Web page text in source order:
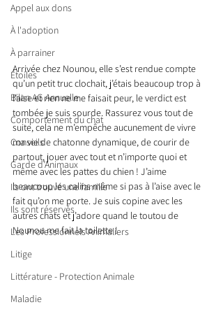
Appel aux dons
À l'adoption
À parrainer
Étoiles
Bilan AG Annuelle
Comportement du chat
Conseils
Garde d’Animaux
Ils ont trouvé une famille
Ils sont réservés
Les Professionnels Animaliers
Litige
Littérature - Protection Animale
Maladie
Arrivée chez Nounou, elle s’est rendue compte
qu’un petit truc clochait, j’étais beaucoup trop à
l’aise et rien ne me faisait peur, le verdict est
tombée je suis sourde. Rassurez vous tout de
suite, cela ne m’empêche aucunement de vivre
ma vie de chatonne dynamique, de courir de
partout, jouer avec tout et n’importe quoi et
même avec les pattes du chien ! J’aime
beaucoup les calins même si pas à l’aise avec le
fait qu’on me porte. Je suis copine avec les
autres chats et j’adore quand le toutou de
Nounou me fait la toilette !